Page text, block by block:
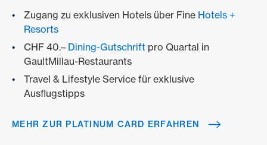
Zugang zu exklusiven Hotels über Fine Hotels +
Resorts
CHF 40.– Dining-Gutschrift pro Quartal in
GaultMillau-Restaurants
Travel & Lifestyle Service für exklusive
Ausflugstipps
MEHR ZUR PLATINUM CARD ERFAHREN